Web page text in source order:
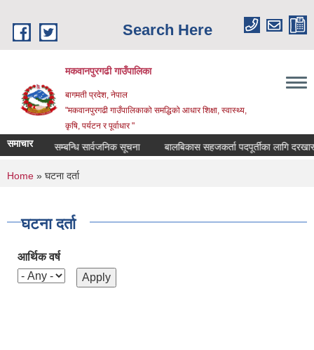
Search Here
मकवानपुरगढी गाउँपालिका
बागमती प्रदेश, नेपाल
"मकवानपुरगढी गाउँपालिकाको समद्धिको आधार शिक्षा, स्‍वास्‍थ्‍य,
कृषि, पर्यटन र पूर्वाधार "
समाचार
दर्ता सम्बन्धि सार्वजनिक सूचना बालबिकास सहजकर्ता पदपूर्तीका लागि दरखास्त
You are here
Home » घटना दर्ता
घटना दर्ता
आर्थिक वर्ष